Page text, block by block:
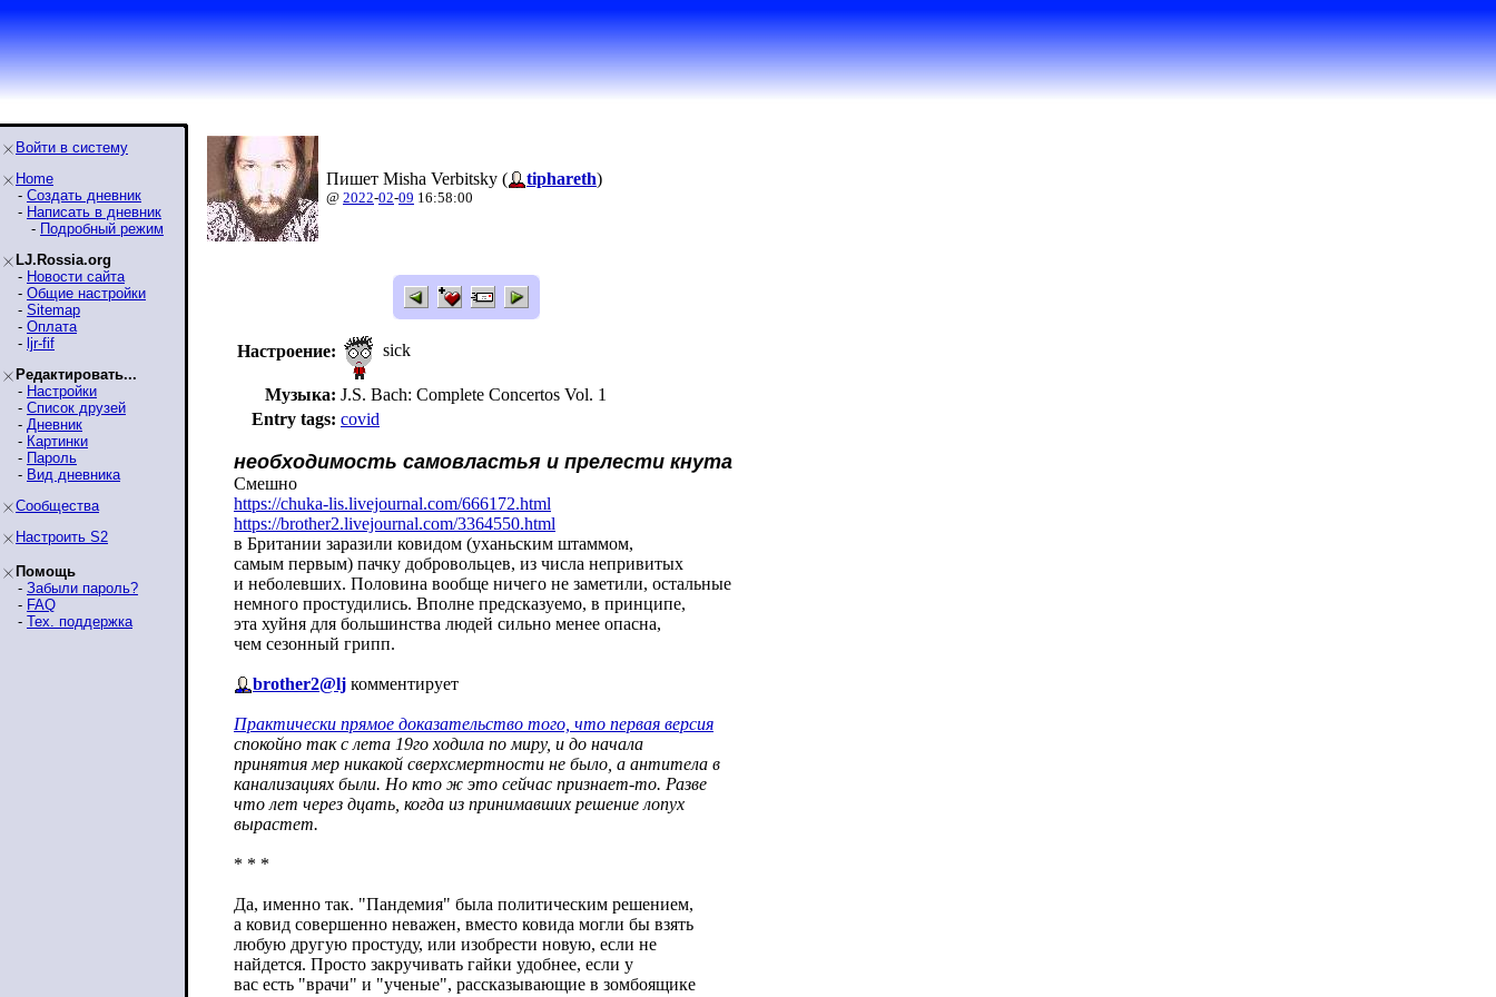
Войти в систему
Home
- Создать дневник
- Написать в дневник
- Подробный режим
LJ.Rossia.org
- Новости сайта
- Общие настройки
- Sitemap
- Оплата
- ljr-fif
Редактировать...
- Настройки
- Список друзей
- Дневник
- Картинки
- Пароль
- Вид дневника
Сообщества
Настроить S2
Помощь
- Забыли пароль?
- FAQ
- Тех. поддержка
Пишет Misha Verbitsky ( tiphareth)
@ 2022-02-09 16:58:00
Настроение: sick
Музыка: J.S. Bach: Complete Concertos Vol. 1
Entry tags: covid
необходимость самовластья и прелести кнута
Смешно
https://chuka-lis.livejournal.com/666172.html
https://brother2.livejournal.com/3364550.html
в Британии заразили ковидом (уханьским штаммом,
самым первым) пачку добровольцев, из числа непривитых
и неболевших. Половина вообще ничего не заметили, остальные
немного простудились. Вполне предсказуемо, в принципе,
эта хуйня для большинства людей сильно менее опасна,
чем сезонный грипп.
brother2@lj комментирует
Практически прямое доказательство того, что первая версия
спокойно так с лета 19го ходила по миру, и до начала
принятия мер никакой сверхсмертности не было, а антитела в
канализациях были. Но кто ж это сейчас признает-то. Разве
что лет через дцать, когда из принимавших решение лопух
вырастет.
* * *
Да, именно так. "Пандемия" была политическим решением,
а ковид совершенно неважен, вместо ковида могли бы взять
любую другую простуду, или изобрести новую, если не
найдется. Просто закручивать гайки удобнее, если у
вас есть "врачи" и "ученые", рассказывающие в зомбоящике